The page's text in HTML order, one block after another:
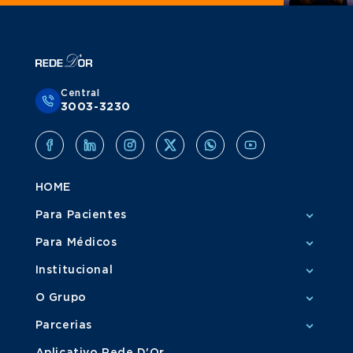
Central
3003-3230
HOME
Para Pacientes
Para Médicos
Institucional
O Grupo
Parcerias